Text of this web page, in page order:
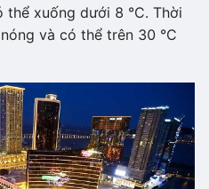
xuống dưới 8 °C. Thời
và có thể trên 30 °C